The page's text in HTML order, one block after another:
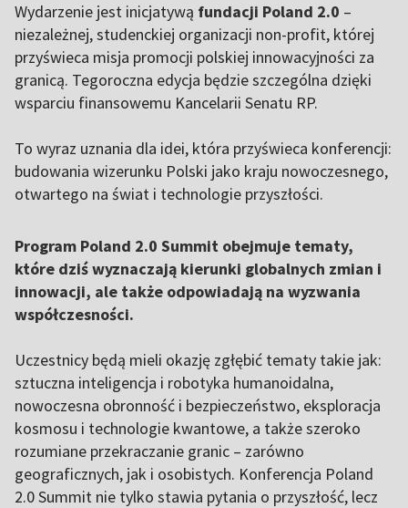
Wydarzenie jest inicjatywą fundacji Poland 2.0 –
niezależnej, studenckiej organizacji non-profit, której
przyświeca misja promocji polskiej innowacyjności za
granicą. Tegoroczna edycja będzie szczególna dzięki
wsparciu finansowemu Kancelarii Senatu RP.
To wyraz uznania dla idei, która przyświeca konferencji:
budowania wizerunku Polski jako kraju nowoczesnego,
otwartego na świat i technologie przyszłości.
Program Poland 2.0 Summit obejmuje tematy,
które dziś wyznaczają kierunki globalnych zmian i
innowacji, ale także odpowiadają na wyzwania
współczesności.
Uczestnicy będą mieli okazję zgłębić tematy takie jak:
sztuczna inteligencja i robotyka humanoidalna,
nowoczesna obronność i bezpieczeństwo, eksploracja
kosmosu i technologie kwantowe, a także szeroko
rozumiane przekraczanie granic – zarówno
geograficznych, jak i osobistych. Konferencja Poland
2.0 Summit nie tylko stawia pytania o przyszłość, lecz